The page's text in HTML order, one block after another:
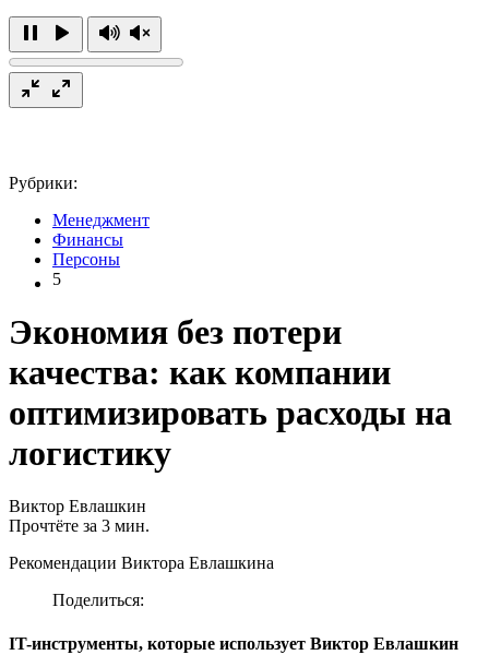
Рубрики:
Менеджмент
Финансы
Персоны
5
Экономия без потери
качества: как компании
оптимизировать расходы на
логистику
Виктор Евлашкин
Прочтёте за 3 мин.
Рекомендации Виктора Евлашкина
Поделиться:
IT-инструменты, которые использует Виктор Евлашкин